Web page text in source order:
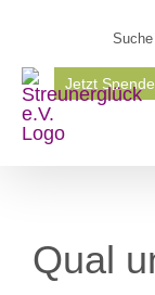
springen
Jetzt
Qual